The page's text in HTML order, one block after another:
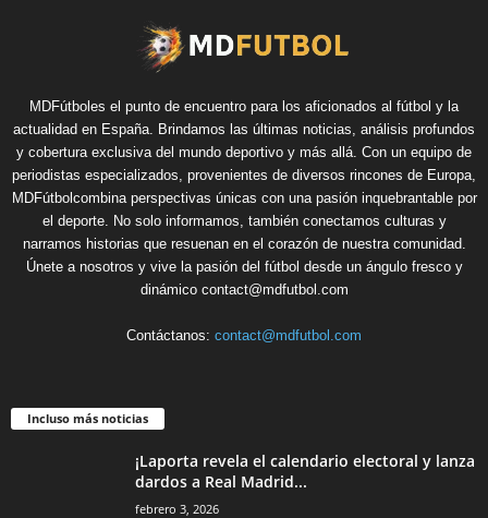
MDFútboles el punto de encuentro para los aficionados al fútbol y la
actualidad en España. Brindamos las últimas noticias, análisis profundos
y cobertura exclusiva del mundo deportivo y más allá. Con un equipo de
periodistas especializados, provenientes de diversos rincones de Europa,
MDFútbolcombina perspectivas únicas con una pasión inquebrantable por
el deporte. No solo informamos, también conectamos culturas y
narramos historias que resuenan en el corazón de nuestra comunidad.
Únete a nosotros y vive la pasión del fútbol desde un ángulo fresco y
dinámico contact@mdfutbol.com
Contáctanos: contact@mdfutbol.com
Incluso más noticias
¡Laporta revela el calendario electoral y lanza
dardos a Real Madrid...
febrero 3, 2026